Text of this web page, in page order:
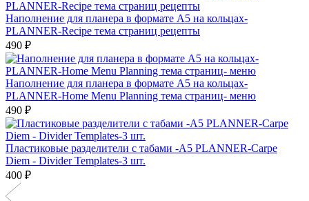
Наполнение для планера в формате A5 на кольцах-
PLANNER-Recipe тема страниц рецепты
490 ₽
Наполнение для планера в формате A5 на кольцах-
PLANNER-Home Menu Planning тема страниц- меню
490 ₽
Пластиковые разделители с табами -A5 PLANNER-Carpe
Diem - Divider Templates-3 шт.
400 ₽